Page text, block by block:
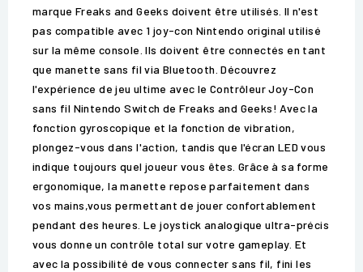
marque Freaks and Geeks doivent être utilisés. Il n'est
pas compatible avec 1 joy-con Nintendo original utilisé
sur la même console. Ils doivent être connectés en tant
que manette sans fil via Bluetooth. Découvrez
l'expérience de jeu ultime avec le Contrôleur Joy-Con
sans fil Nintendo Switch de Freaks and Geeks! Avec la
fonction gyroscopique et la fonction de vibration,
plongez-vous dans l'action, tandis que l'écran LED vous
indique toujours quel joueur vous êtes. Grâce à sa forme
ergonomique, la manette repose parfaitement dans
vos mains,vous permettant de jouer confortablement
pendant des heures. Le joystick analogique ultra-précis
vous donne un contrôle total sur votre gameplay. Et
avec la possibilité de vous connecter sans fil, fini les